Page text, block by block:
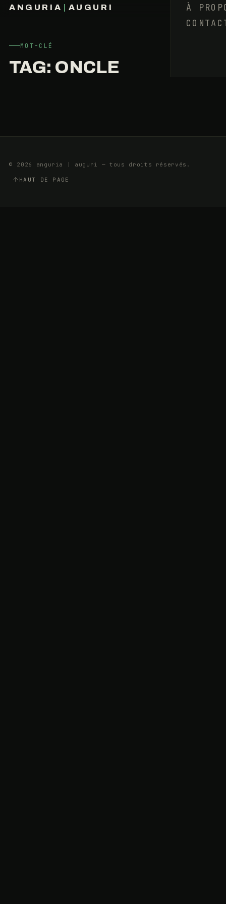
ANGURIA AUGURI
À
MOT-CLÉ
TAG: ONCLE
QUI
D’ESCALIER
18
MAI
9
MIN
© 2026 anguria | auguri — tous droits réservés.
HAUT DE PAGE